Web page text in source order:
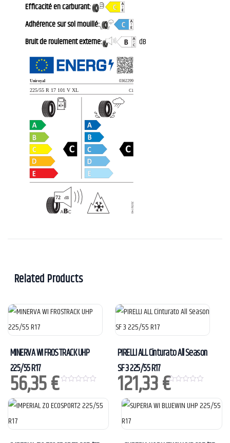
Efficacité en carburant:
Adhérence sur sol mouillé:
Bruit de roulement externe:
dB
Related Products
MINERVA WI FROSTRACK UHP
225/55 R17
56,35€
u
t
PIRELLI ALL Cinturato All Season
SF 3 225/55 R17
121,33€
0
u
t